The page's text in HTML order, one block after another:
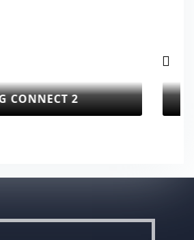
MAHJONG CONNECT 3